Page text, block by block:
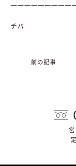
チバ
前の記事